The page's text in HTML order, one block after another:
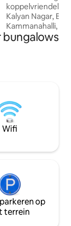
Kalyan Nagar,
Kammanahalli,
Banasawadi. Omringd door de beste
restaurants,
Opmerking:
op aanvraag, dus
tevoren laten weten) Kosten
inchecken Rs -
bungalows
Wifi
op
terrein